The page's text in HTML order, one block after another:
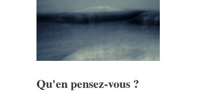
Qu'en pensez-vous ?